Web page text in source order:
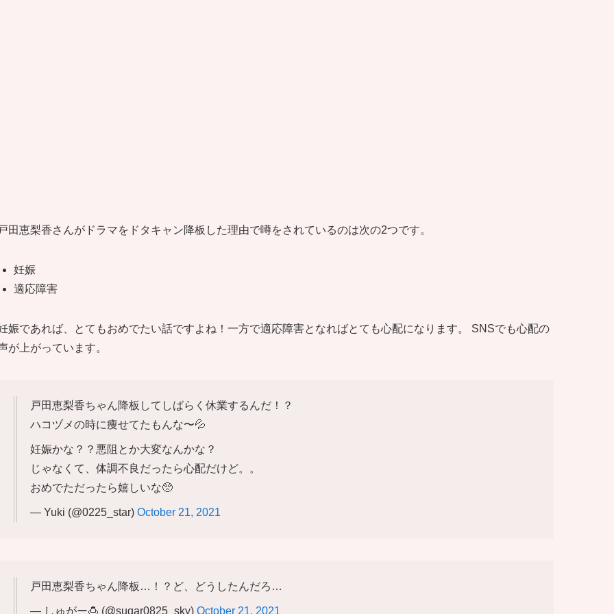
戸田恵梨香さんがドラマをドタキャン降板した理由で噂をされているのは次の2つです。
妊娠
適応障害
娠であれば、とてもおめでたい話ですよね！一方で適応障害となればとても心配になります。 SNSでも心配の
が上がっています。
戸田恵梨香ちゃん降板してしばらく休業するんだ！？
ハコヅメの時に痩せてたもんな〜💦
妊娠かな？？悪阻とか大変なんかな？
じゃなくて、体調不良だったら心配だけど。。
おめでただったら嬉しいな🥺
— Yuki (@0225_star) October 21, 2021
戸田恵梨香ちゃん降板…！？ど、どうしたんだろ…
— しゅがー🍮 (@sugar0825_sky) October 21, 2021